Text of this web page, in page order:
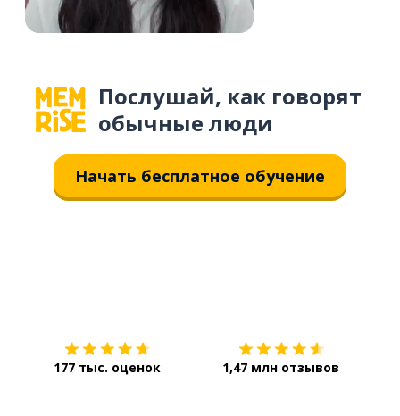
Послушай, как говорят
обычные люди
Начать бесплатное обучение
177 тыс. оценок 1,47 млн отзывов